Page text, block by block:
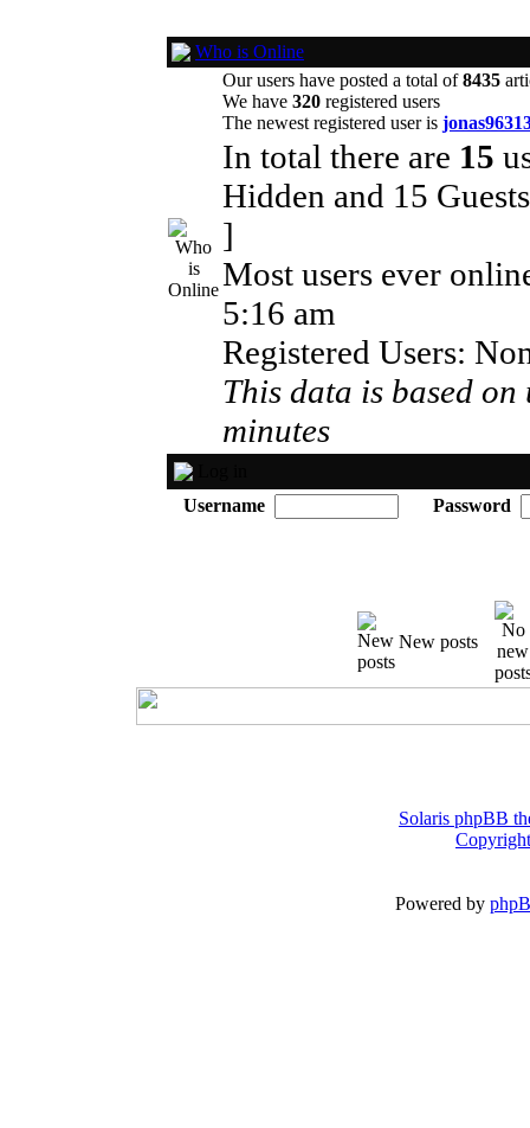
Who is Online
Our users have posted a total of8435
We have 320 registered users
The newest registered user is
In total there are 15
Hidden and 15
]
Most users ever
5:16 am
Registered Users:
This data is based
minutes
Username
Password
New posts
Solaris phpBB
Powered by